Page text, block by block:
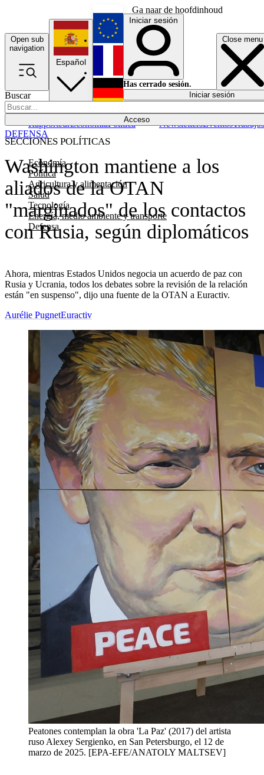
Ga naar de hoofdinhoud
Open sub
navigation
Close menu
Buscar
Acceso
SECCIONES POLÍTICAS
Economía
Política
Agricultura y alimentación
Salud
Tecnología
Energía, medio ambiente y transporte
Defensa
RapporteurEconomíaPolítica NewslettersEventosTrabajos
Español
English
Français
Iniciar sesión
Has cerrado sesión.
Iniciar sesión
Washington mantiene a los
aliados de la OTAN
"marginados" de los contactos
con Rusia, según diplomáticos
Ahora, mientras Estados Unidos negocia un acuerdo de paz con
Rusia y Ucrania, todos los debates sobre la revisión de la relación
están "en suspenso", dijo una fuente de la OTAN a Euractiv.
DEFENSA
Aurélie PugnetEuractiv
Peatones contemplan la obra 'La Paz' (2017) del artista
ruso Alexey Sergienko, en San Petersburgo, el 12 de
marzo de 2025. [EPA-EFE/ANATOLY MALTSEV]